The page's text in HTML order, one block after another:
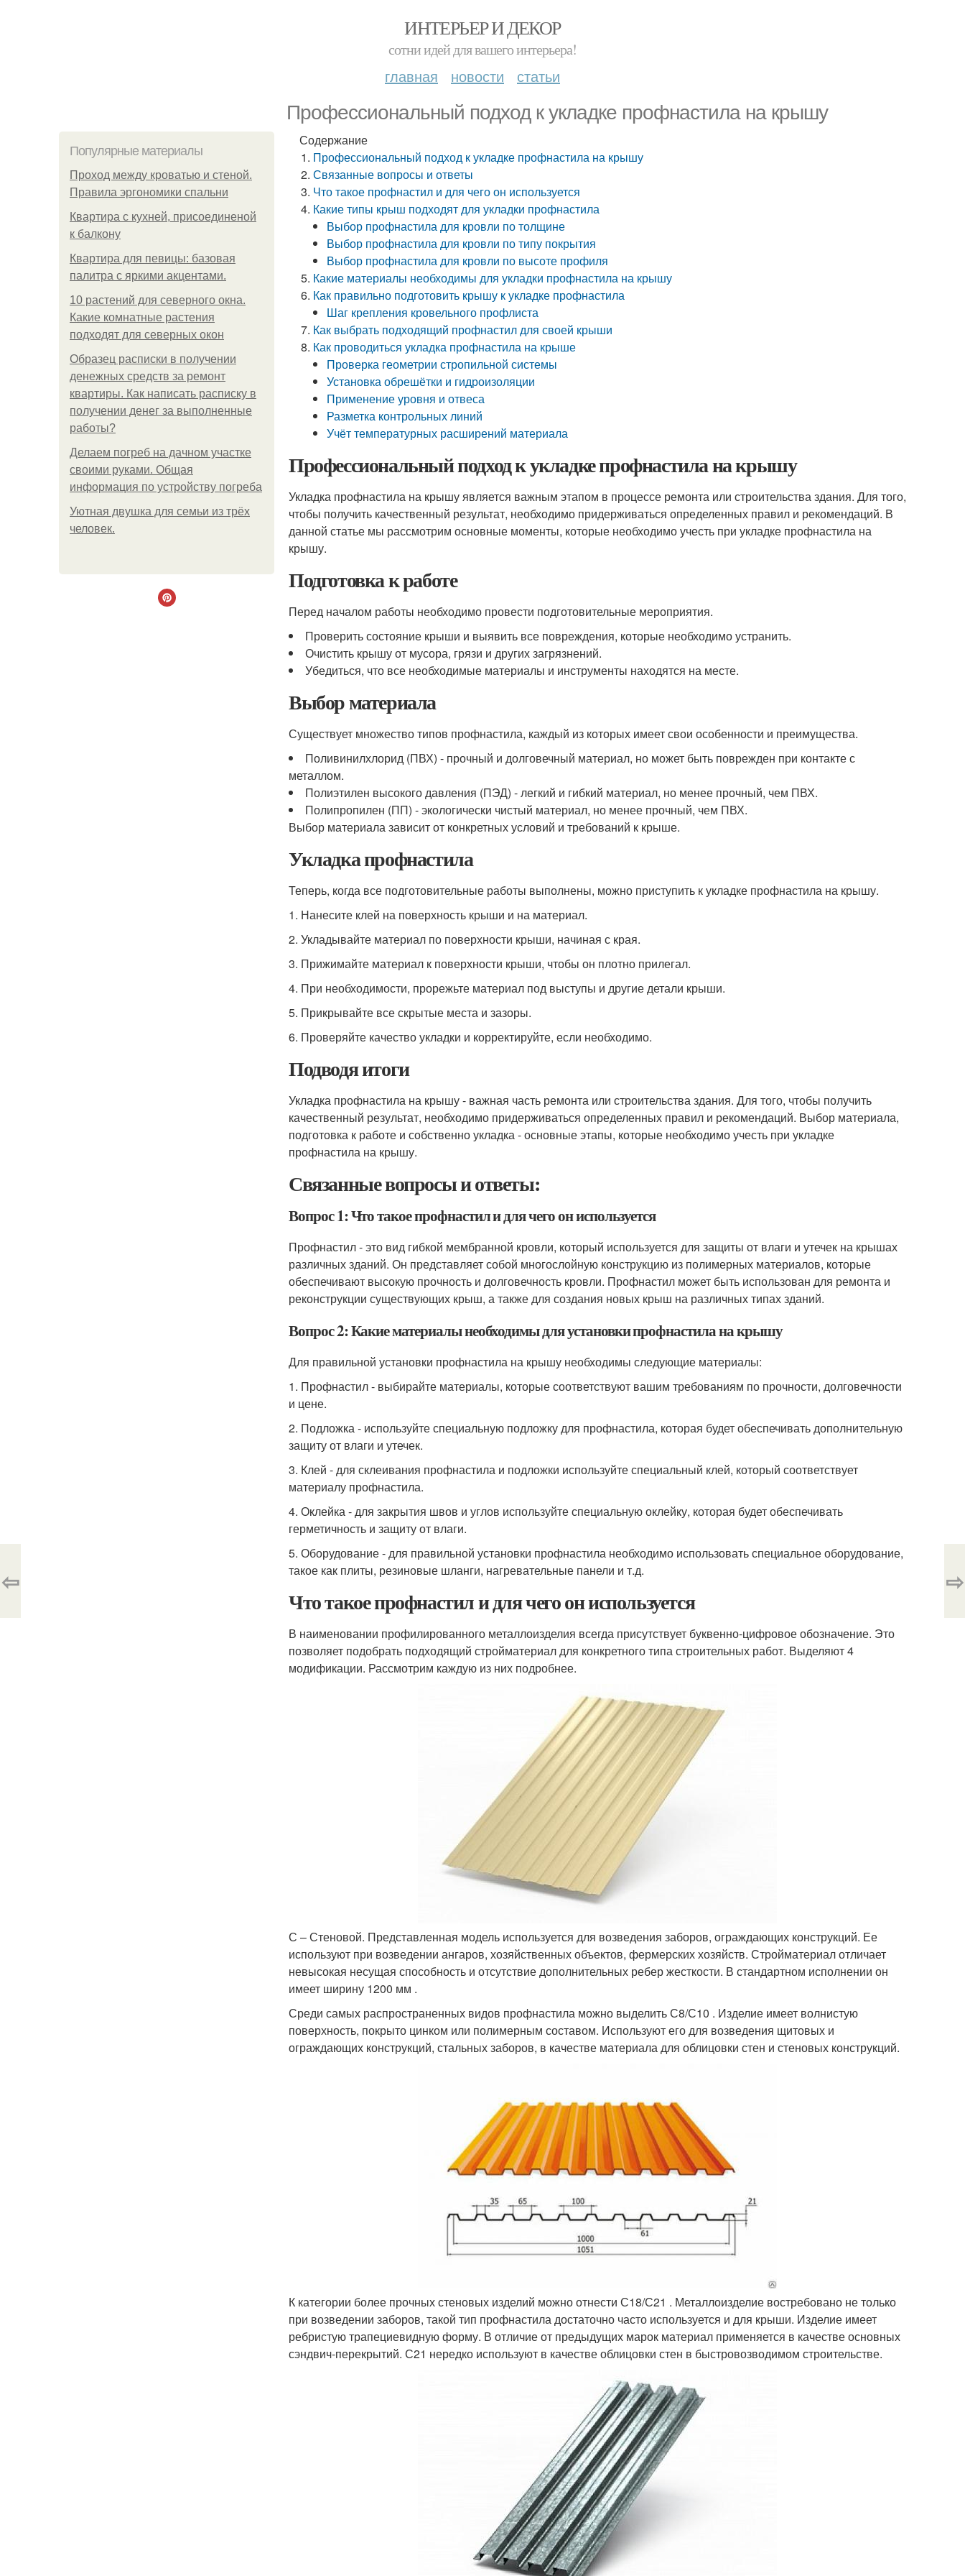
ИНТЕРЬЕР И ДЕКОР
сотни идей для вашего интерьера!
главная новости статьи
Профессиональный подход к укладке профнастила на крышу
Популярные материалы
Проход между кроватью и стеной.
Правила эргономики спальни
Квартира с кухней, присоединеной
к балкону
Квартира для певицы: базовая
палитра с яркими акцентами.
10 растений для северного окна.
Какие комнатные растения
подходят для северных окон
Образец расписки в получении
денежных средств за ремонт
квартиры. Как написать расписку в
получении денег за выполненные
работы?
Делаем погреб на дачном участке
своими руками. Общая
информация по устройству погреба
Уютная двушка для семьи из трёх
человек.
Содержание
Профессиональный подход к укладке профнастила на крышу
Связанные вопросы и ответы
Что такое профнастил и для чего он используется
Какие типы крыш подходят для укладки профнастила
Выбор профнастила для кровли по толщине
Выбор профнастила для кровли по типу покрытия
Выбор профнастила для кровли по высоте профиля
Какие материалы необходимы для укладки профнастила на крышу
Как правильно подготовить крышу к укладке профнастила
Шаг крепления кровельного профлиста
Как выбрать подходящий профнастил для своей крыши
Как проводиться укладка профнастила на крыше
Проверка геометрии стропильной системы
Установка обрешётки и гидроизоляции
Применение уровня и отвеса
Разметка контрольных линий
Учёт температурных расширений материала
Профессиональный подход к укладке профнастила на крышу
Укладка профнастила на крышу является важным этапом в процессе ремонта или строительства здания. Для того,
чтобы получить качественный результат, необходимо придерживаться определенных правил и рекомендаций. В
данной статье мы рассмотрим основные моменты, которые необходимо учесть при укладке профнастила на
крышу.
Подготовка к работе
Перед началом работы необходимо провести подготовительные мероприятия.
Проверить состояние крыши и выявить все повреждения, которые необходимо устранить.
Очистить крышу от мусора, грязи и других загрязнений.
Убедиться, что все необходимые материалы и инструменты находятся на месте.
Выбор материала
Существует множество типов профнастила, каждый из которых имеет свои особенности и преимущества.
Поливинилхлорид (ПВХ) - прочный и долговечный материал, но может быть поврежден при контакте с
металлом.
Полиэтилен высокого давления (ПЭД) - легкий и гибкий материал, но менее прочный, чем ПВХ.
Полипропилен (ПП) - экологически чистый материал, но менее прочный, чем ПВХ.
Выбор материала зависит от конкретных условий и требований к крыше.
Укладка профнастила
Теперь, когда все подготовительные работы выполнены, можно приступить к укладке профнастила на крышу.
1. Нанесите клей на поверхность крыши и на материал.
2. Укладывайте материал по поверхности крыши, начиная с края.
3. Прижимайте материал к поверхности крыши, чтобы он плотно прилегал.
4. При необходимости, прорежьте материал под выступы и другие детали крыши.
5. Прикрывайте все скрытые места и зазоры.
6. Проверяйте качество укладки и корректируйте, если необходимо.
Подводя итоги
Укладка профнастила на крышу - важная часть ремонта или строительства здания. Для того, чтобы получить
качественный результат, необходимо придерживаться определенных правил и рекомендаций. Выбор материала,
подготовка к работе и собственно укладка - основные этапы, которые необходимо учесть при укладке
профнастила на крышу.
Связанные вопросы и ответы:
Вопрос 1: Что такое профнастил и для чего он используется
Профнастил - это вид гибкой мембранной кровли, который используется для защиты от влаги и утечек на крышах
различных зданий. Он представляет собой многослойную конструкцию из полимерных материалов, которые
обеспечивают высокую прочность и долговечность кровли. Профнастил может быть использован для ремонта и
реконструкции существующих крыш, а также для создания новых крыш на различных типах зданий.
Вопрос 2: Какие материалы необходимы для установки профнастила на крышу
Для правильной установки профнастила на крышу необходимы следующие материалы:
1. Профнастил - выбирайте материалы, которые соответствуют вашим требованиям по прочности, долговечности
и цене.
2. Подложка - используйте специальную подложку для профнастила, которая будет обеспечивать дополнительную
защиту от влаги и утечек.
3. Клей - для склеивания профнастила и подложки используйте специальный клей, который соответствует
материалу профнастила.
4. Оклейка - для закрытия швов и углов используйте специальную оклейку, которая будет обеспечивать
герметичность и защиту от влаги.
5. Оборудование - для правильной установки профнастила необходимо использовать специальное оборудование,
такое как плиты, резиновые шланги, нагревательные панели и т.д.
Что такое профнастил и для чего он используется
В наименовании профилированного металлоизделия всегда присутствует буквенно-цифровое обозначение. Это
позволяет подобрать подходящий стройматериал для конкретного типа строительных работ. Выделяют 4
модификации. Рассмотрим каждую из них подробнее.
С – Стеновой. Представленная модель используется для возведения заборов, ограждающих конструкций. Ее
используют при возведении ангаров, хозяйственных объектов, фермерских хозяйств. Стройматериал отличает
невысокая несущая способность и отсутствие дополнительных ребер жесткости. В стандартном исполнении он
имеет ширину 1200 мм .
Среди самых распространенных видов профнастила можно выделить С8/С10 . Изделие имеет волнистую
поверхность, покрыто цинком или полимерным составом. Используют его для возведения щитовых и
ограждающих конструкций, стальных заборов, в качестве материала для облицовки стен и стеновых конструкций.
К категории более прочных стеновых изделий можно отнести С18/С21 . Металлоизделие востребовано не только
при возведении заборов, такой тип профнастила достаточно часто используется и для крыши. Изделие имеет
ребристую трапециевидную форму. В отличие от предыдущих марок материал применяется в качестве основных
сэндвич-перекрытий. С21 нередко используют в качестве облицовки стен в быстровозводимом строительстве.
⇦ ⇨